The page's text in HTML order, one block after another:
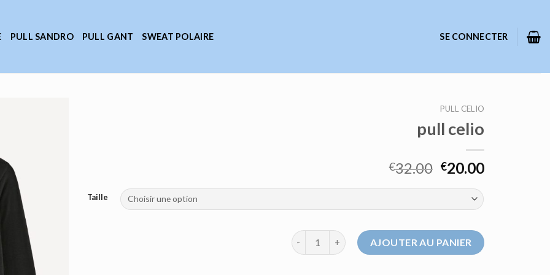
PULL SANDRO PULL GANT SWEAT POLAIRE SE CONNECTER
PULL CELIO
pull celio
€32.00 €20.00
Taille
quantité de pull celioAJOUTER AU PANIER